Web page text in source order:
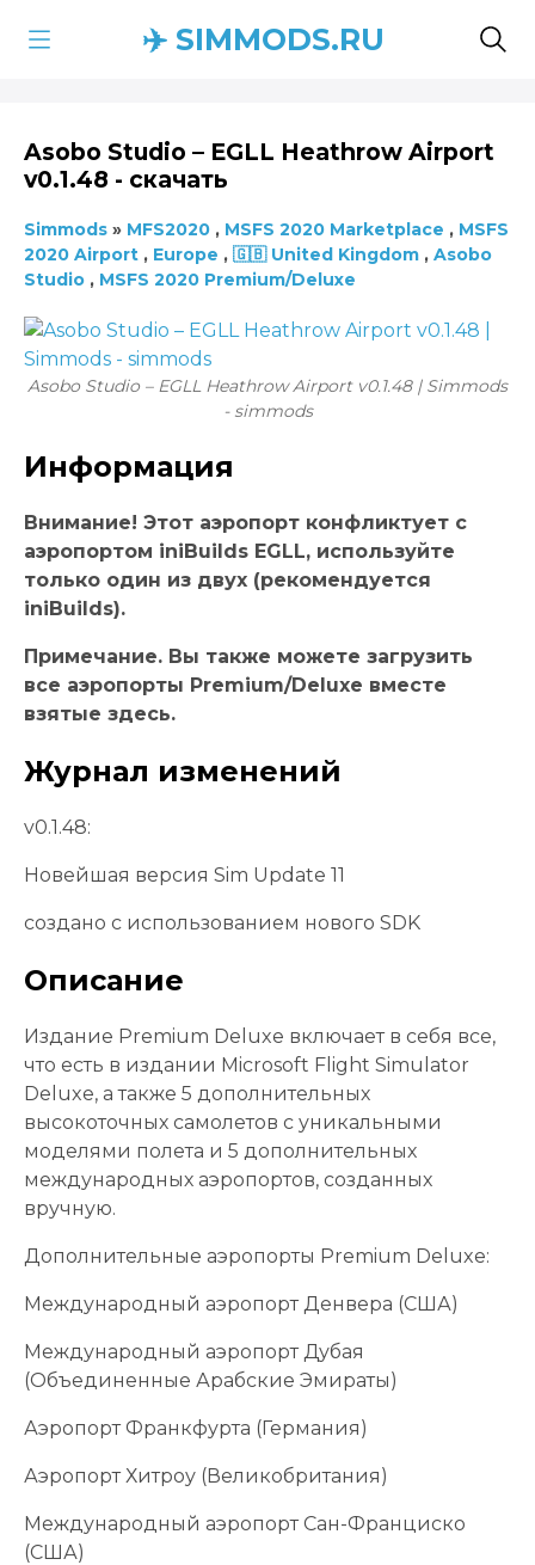
✈️ SIMMODS.RU
Asobo Studio – EGLL Heathrow Airport
v0.1.48 - скачать
Simmods » MFS2020 , MSFS 2020 Marketplace , MSFS
2020 Airport , Europe , 🇬🇧 United Kingdom , Asobo
Studio , MSFS 2020 Premium/Deluxe
Asobo Studio – EGLL Heathrow Airport v0.1.48 | Simmods
- simmods
Информация
Внимание! Этот аэропорт конфликтует с
аэропортом iniBuilds EGLL, используйте
только один из двух (рекомендуется
iniBuilds).
Примечание. Вы также можете загрузить
все аэропорты Premium/Deluxe вместе
взятые здесь.
Журнал изменений
v0.1.48:
Новейшая версия Sim Update 11
создано с использованием нового SDK
Описание
Издание Premium Deluxe включает в себя все,
что есть в издании Microsoft Flight Simulator
Deluxe, а также 5 дополнительных
высокоточных самолетов с уникальными
моделями полета и 5 дополнительных
международных аэропортов, созданных
вручную.
Дополнительные аэропорты Premium Deluxe:
Международный аэропорт Денвера (США)
Международный аэропорт Дубая
(Объединенные Арабские Эмираты)
Аэропорт Франкфурта (Германия)
Аэропорт Хитроу (Великобритания)
Международный аэропорт Сан-Франциско
(США)